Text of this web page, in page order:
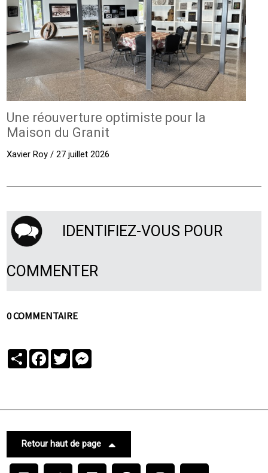
Une réouverture optimiste pour la
Maison du Granit
Xavier Roy / 27 juillet 2026
IDENTIFIEZ-VOUS POUR
COMMENTER
0 COMMENTAIRE
PartagerFacebook
Twitter
Retour haut de page